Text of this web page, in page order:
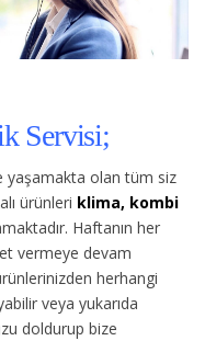
Servisi;
yaşamakta olan tüm siz
ürünleri klima, kombi
Haftanın her
vermeye devam
herhangi
veya yukarıda
doldurup bize